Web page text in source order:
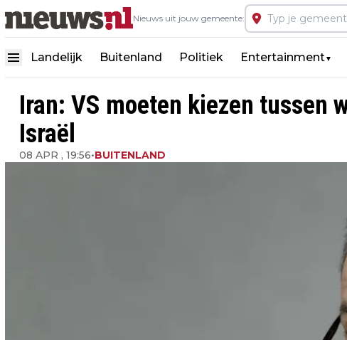
Nieuws uit jouw gemeente:
Landelijk Buitenland Politiek Entertainment▼
Iran: VS moeten kiezen tussen
Israël
08 APR , 19:56•BUITENLAND